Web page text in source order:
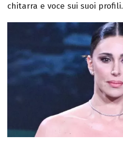
chitarra e voce sui suoi